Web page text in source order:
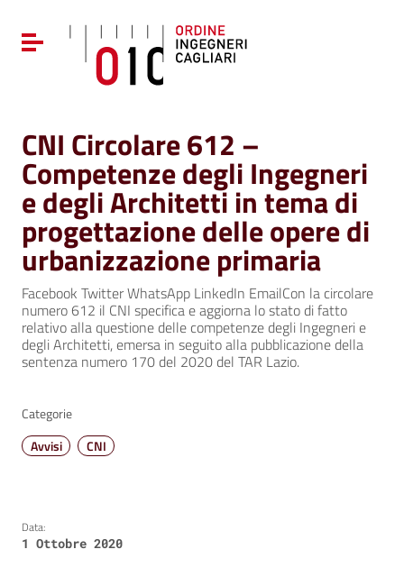
Vai al menu di navigazione
Vai al footer
Attiva / disattiva la navigazione
CNI Circolare 612 –
Competenze degli Ingegneri
e degli Architetti in tema di
progettazione delle opere di
urbanizzazione primaria
Facebook Twitter WhatsApp LinkedIn EmailCon la circolare
numero 612 il CNI specifica e aggiorna lo stato di fatto
relativo alla questione delle competenze degli Ingegneri e
degli Architetti, emersa in seguito alla pubblicazione della
sentenza numero 170 del 2020 del TAR Lazio.
Categorie
Avvisi
CNI
Data:
1 Ottobre 2020